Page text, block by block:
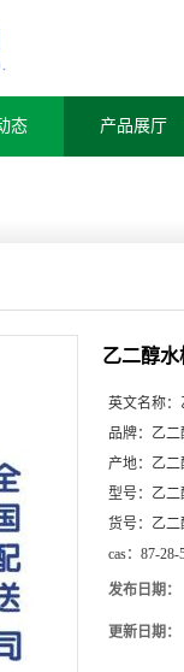
态 产品展厅
乙二醇
英文名称：
品牌： 乙
产地： 乙
型号： 乙
货号： 乙
cas： 87-28-
发布日期：
更新日期：